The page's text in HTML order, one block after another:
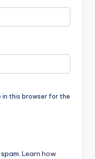
in this browser for the
Learn how